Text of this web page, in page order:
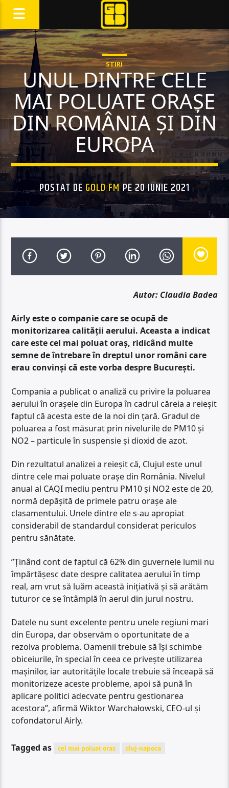
STIRI
UNUL DINTRE CELE
MAI POLUATE ORAȘE
DIN ROMÂNIA ȘI DIN
EUROPA
POSTAT DEGOLD FMPE 20 IUNIE 2021
Autor: Claudia Badea
Airly este o companie care se ocupă de
monitorizarea calității aerului. Aceasta a indicat
care este cel mai poluat oraș, ridicând multe
semne de întrebare în dreptul unor români care
erau convinși că este vorba despre București.
Compania a publicat o analiză cu privire la poluarea
aerului în orașele din Europa în cadrul căreia a reieșit
faptul că acesta este de la noi din țară. Gradul de
poluarea a fost măsurat prin nivelurile de PM10 și
NO2 – particule în suspensie și dioxid de azot.
Din rezultatul analizei a reieșit că, Clujul este unul
dintre cele mai poluate orașe din România. Nivelul
anual al CAQI mediu pentru PM10 și NO2 este de 20,
normă depășită de primele patru orașe ale
clasamentului. Unele dintre ele s-au apropiat
considerabil de standardul considerat periculos
pentru sănătate.
”Ținând cont de faptul că 62% din guvernele lumii nu
împărtășesc date despre calitatea aerului în timp
real, am vrut să luăm această inițiativă și să arătăm
tuturor ce se întâmplă în aerul din jurul nostru.
Datele nu sunt excelente pentru unele regiuni mari
din Europa, dar observăm o oportunitate de a
rezolva problema. Oamenii trebuie să își schimbe
obiceiurile, în special în ceea ce privește utilizarea
mașinilor, iar autoritățile locale trebuie să înceapă să
monitorizeze aceste probleme, apoi să pună în
aplicare politici adecvate pentru gestionarea
acestora”, afirmă Wiktor Warchałowski, CEO-ul și
cofondatorul Airly.
Tagged as cel mai poluat oras cluj-napoca